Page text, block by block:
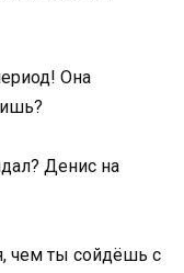
Она
Денис на
чем ты сойдёшь с